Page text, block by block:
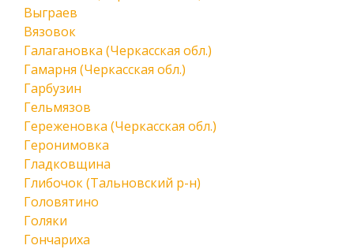
Выграев
Вязовок
Галагановка (Черкасская обл.)
Гамарня (Черкасская обл.)
Гарбузин
Гельмязов
Гереженовка (Черкасская обл.)
Геронимовка
Гладковщина
Глибочок (Тальновский р-н)
Головятино
Голяки
Гончариха